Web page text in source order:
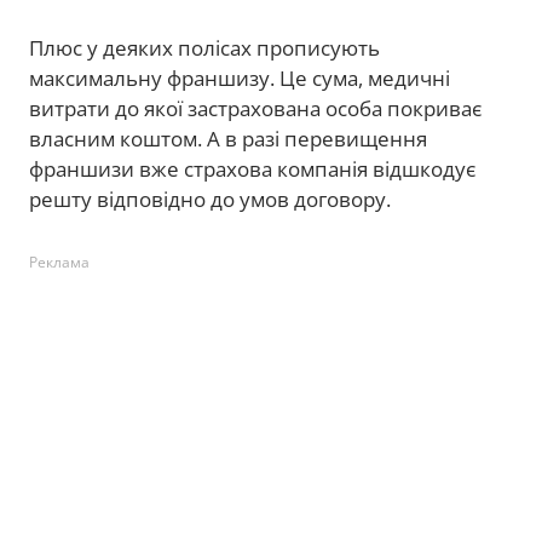
Плюс у деяких полісах прописують
максимальну франшизу. Це сума, медичні
витрати до якої застрахована особа покриває
власним коштом. А в разі перевищення
франшизи вже страхова компанія відшкодує
решту відповідно до умов договору.
Реклама